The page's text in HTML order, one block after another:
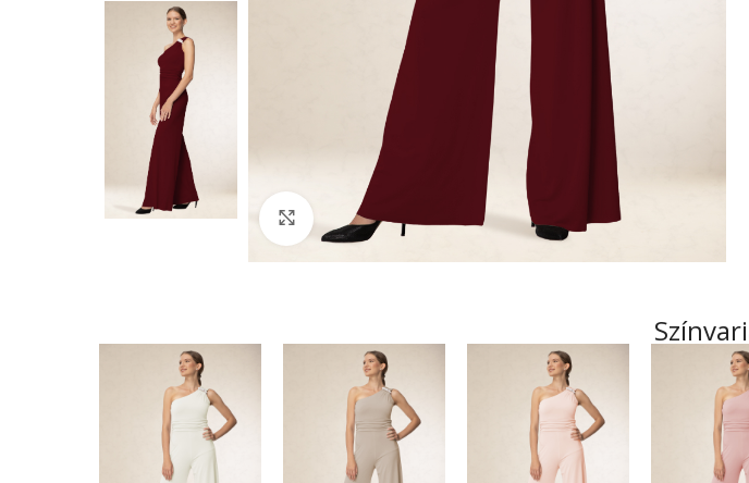
Click to enlarge